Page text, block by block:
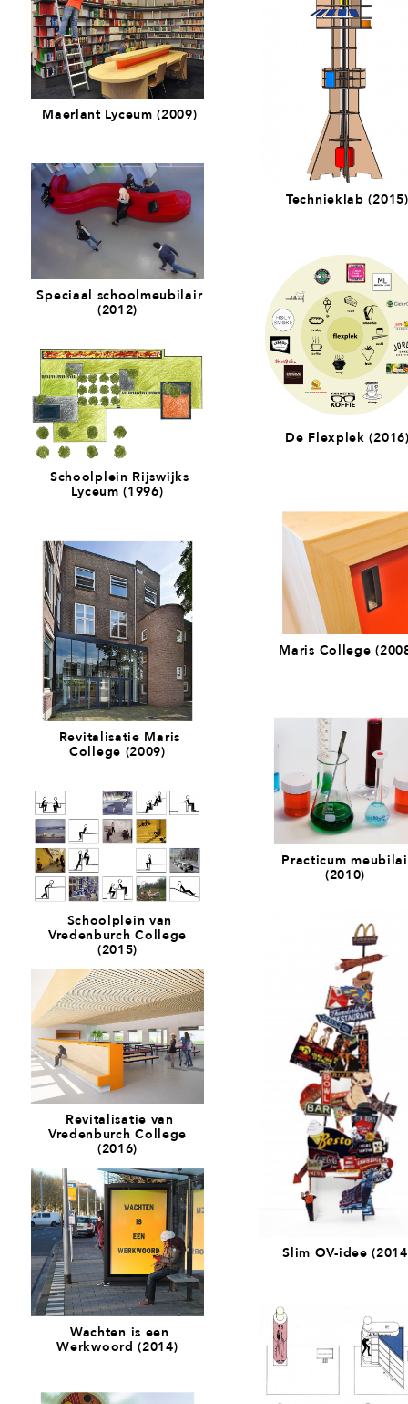
Maerlant Lyceum (2009)
Speciaal schoolmeubilair
(2012)
Schoolplein Rijswijks
Lyceum (1996)
Revitalisatie Maris
College (2009)
Schoolplein van
Vredenburch College
(2015)
Revitalisatie van
Vredenburch College
(2016)
Wachten is een
Werkwoord (2014)
Technieklab (2015)
De Flexplek
Maris College
Practicum
(2010)
Slim OV-idee